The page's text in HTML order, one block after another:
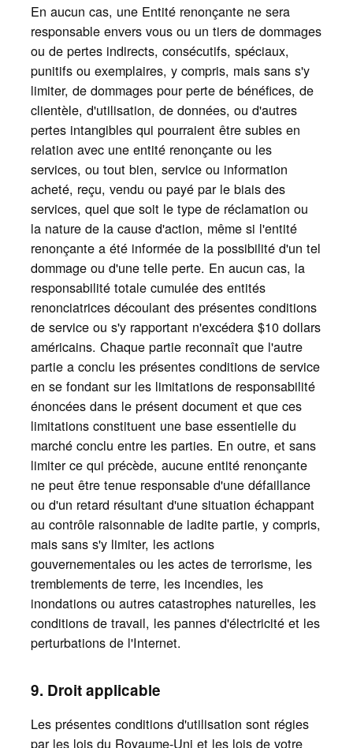
En aucun cas, une Entité renonçante ne sera
responsable envers vous ou un tiers de dommages
ou de pertes indirects, consécutifs, spéciaux,
punitifs ou exemplaires, y compris, mais sans s'y
limiter, de dommages pour perte de bénéfices, de
clientèle, d'utilisation, de données, ou d'autres
pertes intangibles qui pourraient être subies en
relation avec une entité renonçante ou les
services, ou tout bien, service ou information
acheté, reçu, vendu ou payé par le biais des
services, quel que soit le type de réclamation ou
la nature de la cause d'action, même si l'entité
renonçante a été informée de la possibilité d'un tel
dommage ou d'une telle perte. En aucun cas, la
responsabilité totale cumulée des entités
renonciatrices découlant des présentes conditions
de service ou s'y rapportant n'excédera $10 dollars
américains. Chaque partie reconnaît que l'autre
partie a conclu les présentes conditions de service
en se fondant sur les limitations de responsabilité
énoncées dans le présent document et que ces
limitations constituent une base essentielle du
marché conclu entre les parties. En outre, et sans
limiter ce qui précède, aucune entité renonçante
ne peut être tenue responsable d'une défaillance
ou d'un retard résultant d'une situation échappant
au contrôle raisonnable de ladite partie, y compris,
mais sans s'y limiter, les actions
gouvernementales ou les actes de terrorisme, les
tremblements de terre, les incendies, les
inondations ou autres catastrophes naturelles, les
conditions de travail, les pannes d'électricité et les
perturbations de l'Internet.
9. Droit applicable
Les présentes conditions d'utilisation sont régies
par les lois du Royaume-Uni et les lois de votre